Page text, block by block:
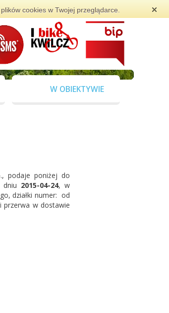
cookies w Twojej przeglądarce.
W OBIEKTYWIE
podaje poniżej do
dniu 2015-04-24, w
działki numer: od
w dostawie